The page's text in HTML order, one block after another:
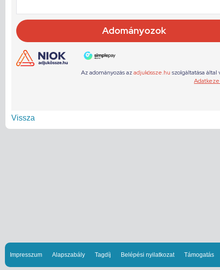
Vissza
Impresszum Alapszabály Tagdíj Belépési nyilatkozat Támogatás